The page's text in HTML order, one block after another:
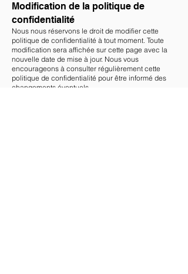
Modification de la politique de
confidentialité
Nous nous réservons le droit de modifier cette
politique de confidentialité à tout moment. Toute
modification sera affichée sur cette page avec la
nouvelle date de mise à jour. Nous vous
encourageons à consulter régulièrement cette
politique de confidentialité pour être informé des
changements éventuels.